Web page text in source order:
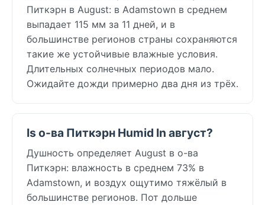
Питкэрн в August: в Adamstown в среднем
выпадает 115 мм за 11 дней, и в
большинстве регионов страны сохраняются
такие же устойчивые влажные условия.
Длительных солнечных периодов мало.
Ожидайте дожди примерно два дня из трёх.
Is о-ва Питкэрн Humid In август?
Душность определяет August в о-ва
Питкэрн: влажность в среднем 73% в
Adamstown, и воздух ощутимо тяжёлый в
большинстве регионов. Пот дольше